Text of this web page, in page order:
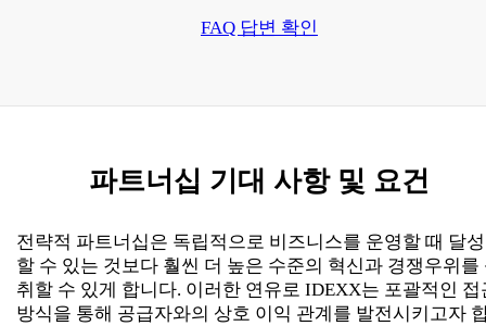
FAQ 답변 확인
파트너십 기대 사항 및 요건
전략적 파트너십은 독립적으로 비즈니스를 운영할 때 달성
할 수 있는 것보다 훨씬 더 높은 수준의 혁신과 경쟁우위를
취할 수 있게 합니다. 이러한 연유로 IDEXX는 포괄적인 접
방식을 통해 공급자와의 상호 이익 관계를 발전시키고자